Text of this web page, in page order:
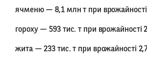
ячменю — 8,1 млн т при врожайності
гороху — 593 тис. т при врожайності
жита — 233 тис. т при врожайності